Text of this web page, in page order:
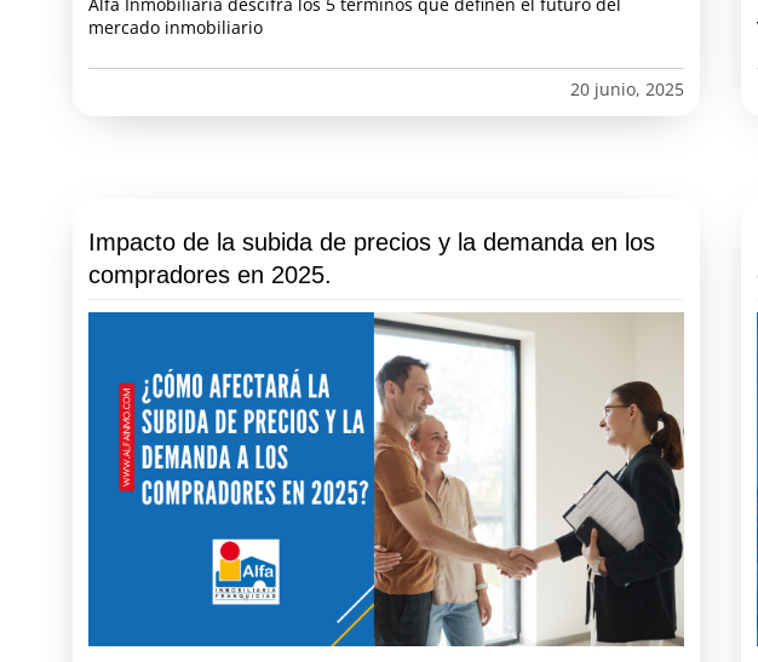
mercado inmobiliario
20 junio, 2025
Impacto de la subida de precios y la demanda en los
compradores en 2025.